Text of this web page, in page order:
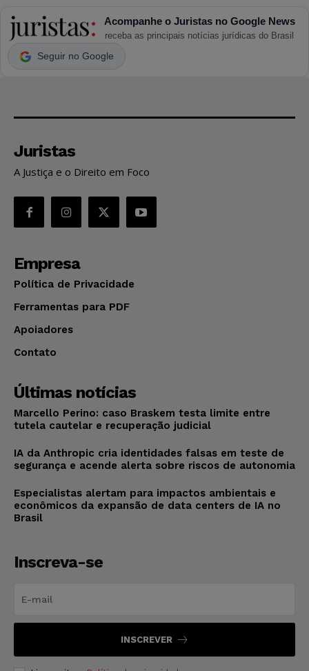
Acompanhe o Juristas no Google News
receba as principais notícias jurídicas do Brasil
Seguir no Google
Juristas
A Justiça e o Direito em Foco
Empresa
Política de Privacidade
Ferramentas para PDF
Apoiadores
Contato
Últimas notícias
Marcello Perino: caso Braskem testa limite entre
tutela cautelar e recuperação judicial
IA da Anthropic cria identidades falsas em teste de
segurança e acende alerta sobre riscos de autonomia
Especialistas alertam para impactos ambientais e
econômicos da expansão de data centers de IA no
Brasil
Inscreva-se
INSCREVER